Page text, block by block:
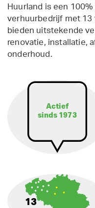
Huurland is een
verhuurbedrijf met 13
bieden uitstekende
renovatie, installatie,
onderhoud.
Actief
sinds 1973
13